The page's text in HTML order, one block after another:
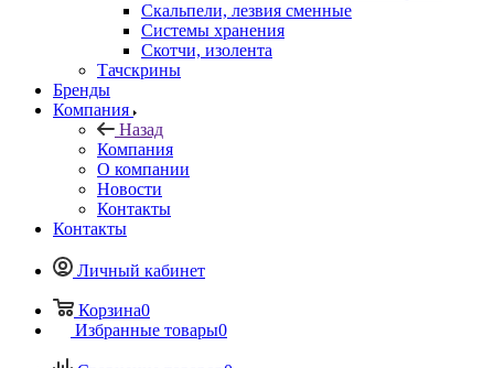
Скальпели, лезвия сменные
Системы хранения
Скотчи, изолента
Тачскрины
Бренды
Компания
Назад
Компания
О компании
Новости
Контакты
Контакты
Личный кабинет
Корзина0
Избранные товары0